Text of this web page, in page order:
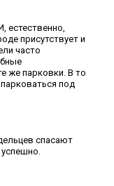
естественно,
присутствует и
часто
же парковки. В то
под
спасают